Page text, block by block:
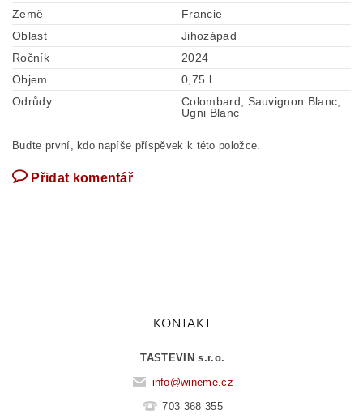
Země
Francie
Oblast
Jihozápad
Ročník
2024
Objem
0,75 l
Odrůdy
Colombard, Sauvignon Blanc,
Ugni Blanc
Buďte první, kdo napíše příspěvek k této položce.
Přidat komentář
KONTAKT
TASTEVIN s.r.o.
info@wineme.cz
703 368 355